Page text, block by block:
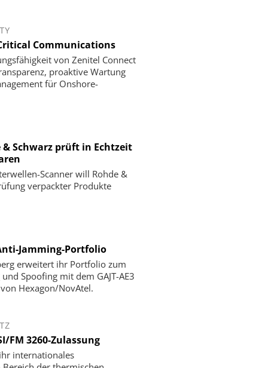
Communications
von Zenitel Connect
proaktive Wartung
für Onshore-
& Schwarz prüft in Echtzeit
Scanner will Rohde &
verpackter Produkte
Jamming-Portfolio
erweitert ihr Portfolio zum
Spoofing mit dem GAJT-AE3
Hexagon/NovAtel.
FM 3260-Zulassung
internationales